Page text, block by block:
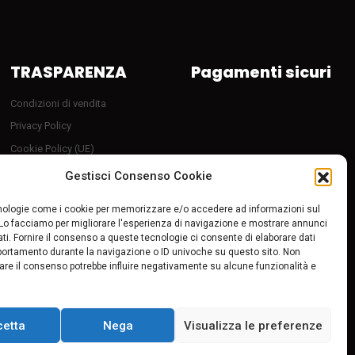
Gestisci Consenso Cookie
come i cookie per memorizzare e/o accedere ad informazioni sul
facciamo per migliorare l'esperienza di navigazione e mostrare annunci
Fornire il consenso a queste tecnologie ci consente di elaborare dati
durante la navigazione o ID univoche su questo sito. Non
il consenso potrebbe influire negativamente su alcune funzionalità e
Nega Visualizza le preferenze
TRASPARENZA
Condizioni di vendita
Privacy Policy
Cookie Policy (UE)
Server sicuro HTTP2/SSL
Follow Us
Pagamenti sicuri